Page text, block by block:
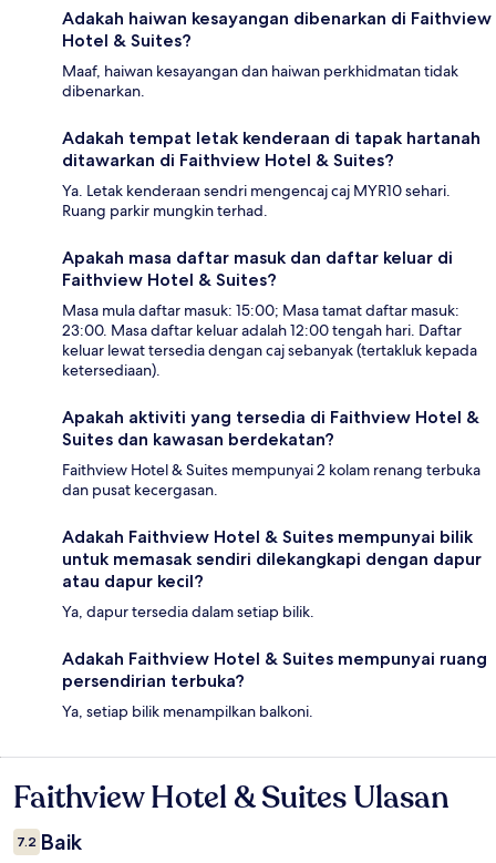
Adakah haiwan kesayangan dibenarkan di Faithview
Hotel & Suites?
Maaf, haiwan kesayangan dan haiwan perkhidmatan tidak
dibenarkan.
Adakah tempat letak kenderaan di tapak hartanah
ditawarkan di Faithview Hotel & Suites?
Ya. Letak kenderaan sendri mengencaj caj MYR10 sehari.
Ruang parkir mungkin terhad.
Apakah masa daftar masuk dan daftar keluar di
Faithview Hotel & Suites?
Masa mula daftar masuk: 15:00; Masa tamat daftar masuk:
23:00. Masa daftar keluar adalah 12:00 tengah hari. Daftar
keluar lewat tersedia dengan caj sebanyak (tertakluk kepada
ketersediaan).
Apakah aktiviti yang tersedia di Faithview Hotel &
Suites dan kawasan berdekatan?
Faithview Hotel & Suites mempunyai 2 kolam renang terbuka
dan pusat kecergasan.
Adakah Faithview Hotel & Suites mempunyai bilik
untuk memasak sendiri dilekangkapi dengan dapur
atau dapur kecil?
Ya, dapur tersedia dalam setiap bilik.
Adakah Faithview Hotel & Suites mempunyai ruang
persendirian terbuka?
Ya, setiap bilik menampilkan balkoni.
Ulasan
Faithview Hotel & Suites Ulasan
7.2 Baik